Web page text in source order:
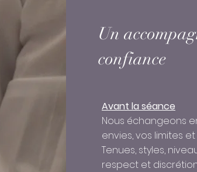
Un
confiance
Avant la séance
Nous échangeons
envies, vos limites
Tenues, styles,
respect et